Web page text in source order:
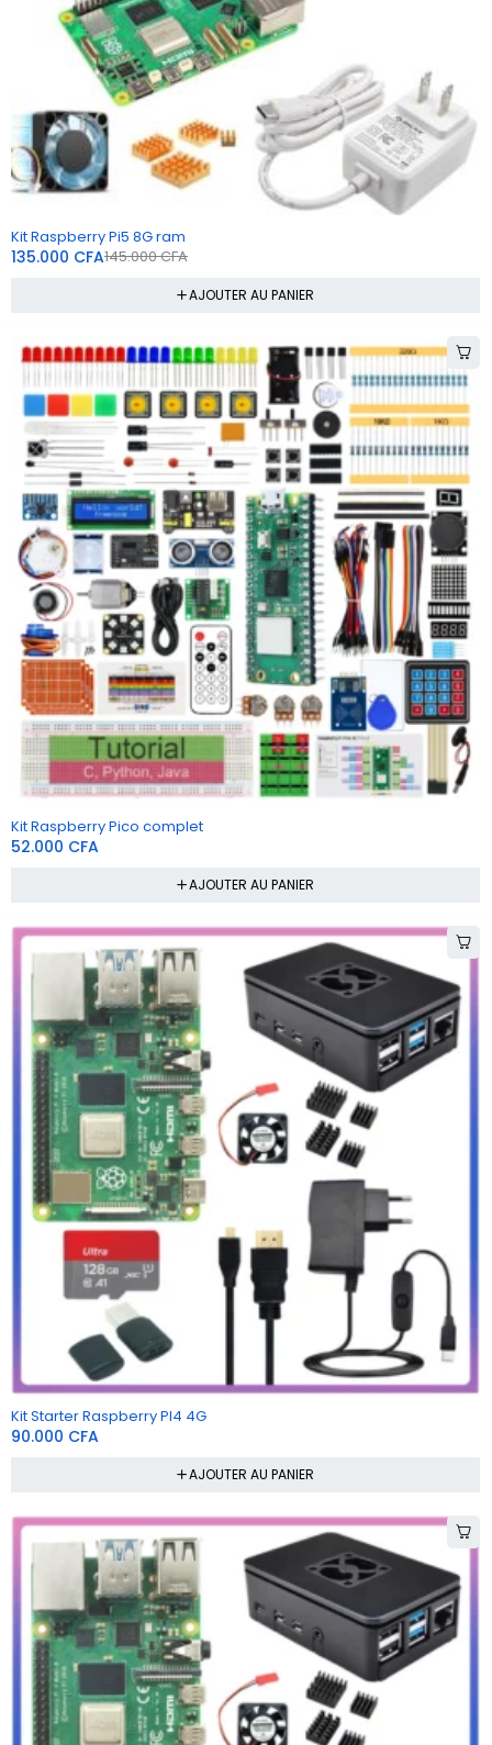
Kit Raspberry Pi5 8G ram
145.000CFA
135.000 CFA
AJOUTER AU PANIER
Kit Raspberry Pico complet
52.000 CFA
AJOUTER AU PANIER
Kit Starter Raspberry PI4 4G
90.000 CFA
AJOUTER AU PANIER